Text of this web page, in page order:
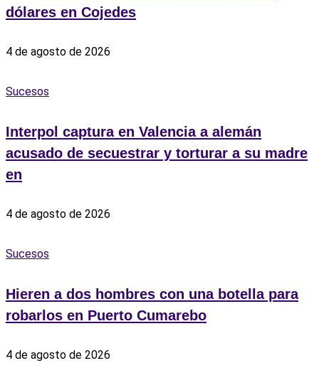
dólares en Cojedes
4 de agosto de 2026
Sucesos
Interpol captura en Valencia a alemán
acusado de secuestrar y torturar a su madre
en
4 de agosto de 2026
Sucesos
Hieren a dos hombres con una botella para
robarlos en Puerto Cumarebo
4 de agosto de 2026